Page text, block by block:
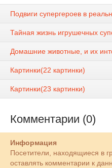
Подвиги супергероев в
Тайная жизнь игрушечных
Домашние животные, и их
Картинки(22 картинки)
Картинки(23 картинки)
Комментарии (0)
Информация
Посетители, находящиеся в
оставлять комментарии к